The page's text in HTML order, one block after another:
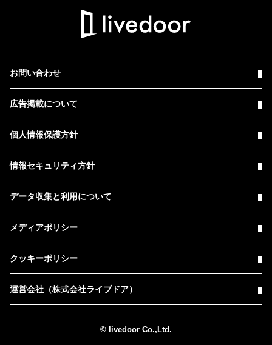
お問い合わせ
広告掲載について
個人情報保護方針
情報セキュリティ方針
データ収集と利用について
メディアポリシー
クッキーポリシー
運営会社（株式会社ライブドア）
© livedoor Co.,Ltd.